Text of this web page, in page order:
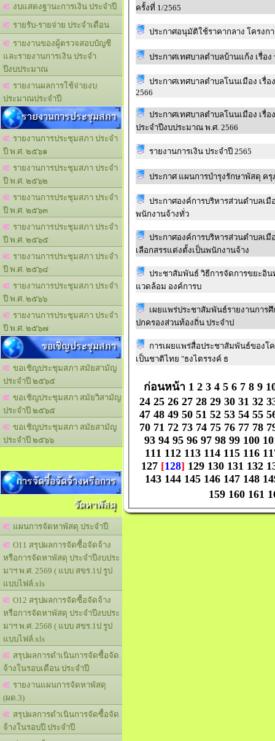
งบแสดงฐานะการเงิน ประจำปี
รายรับ-รายจ่าย ประจำเดือน
รายงานของผู้ตรวจสอบบัญชี
และรายงานการเงิน ประจำ
ปีงบประมาณ
รายงานผลการใช้จ่ายงบ
ประมาณประจำปี
รายงานการประชุมสภา
รายงานการประชุมสภา ประจำ
ปี พ.ศ. ๒๕๖๑
รายงานการประชุมสภา ประจำ
ปี พ.ศ. ๒๕๖๒
รายงานการประชุมสภา ประจำ
ปี พ.ศ. ๒๕๖๓
รายงานการประชุมสภา ประจำ
ปี พ.ศ. ๒๕๖๕
รายงานการประชุมสภา ประจำ
ปี พ.ศ. ๒๕๖๔
รายงานการประชุมสภา ประจำ
ปี พ.ศ. ๒๕๖๖
รายงานการประชุมสภา ประจำ
ปี พ.ศ. ๒๕๖๗
ขอเชิญประชุมสภา
ขอเชิญประชุมสภา สมัยสามัญ
ประจำปี ๒๕๖๕
ขอเชิญประชุมสภา สมัยวิสามัญ
ประจำปี ๒๕๖๕
ขอเชิญประชุมสภา สมัยสามัญ
ประจำปี ๒๕๖๖
การจัดซื้อจัดจ้างหรือการ
จัดหาพัสดุ
แผนการจัดหาพัสดุ ประจำปี
O11 สรุปผลการจัดซื้อจัดจ้าง
หรือการจัดหาพัสดุ ประจำปีงบประ
มาฯ พ.ศ. 2569 ( แบบ สขร.1ป รูป
แบบไฟล์.xls
O12 สรุปผลการจัดซื้อจัดจ้าง
หรือการจัดหาพัสดุ ประจำปีงบประ
มาฯ พ.ศ. 2568 ( แบบ สขร.1ป รูป
แบบไฟล์.xls
สรุปผลการดำเนินการจัดซื้อจัด
จ้างในรอบเดือน ประจำปี
รายงานแผนการจัดหาพัสดุ
(ผด.3)
สรุปผลการดำเนินการจัดซื้อจัด
จ้างในรอบปี ประจำปี
ครั้งที่ 1/2565
ประกาศอนุมัติใช้ราคากลาง โครงก
ประกาศเทศบาลตำบลบ้านแก้ง เรื่อ
ประกาศเทศบาลตำบลโนนเมือง เรื่
2566
ประกาศเทศบาลตำบลโนนเมือง เรื่
ประจำปีงบประมาณ พ.ศ. 2566
รายงานการเงิน ประจำปี 2565
ประกาศ แผนการบำรุงรักษาพัสดุ ค
ประกาศองค์การบริหารส่วนตำบลเ
พนักงานจ้างทั่ว
ประกาศองค์การบริหารส่วนตำบลเ
เลือกสรรแต่งตั้งเป็นพนักงานจ้าง
ประชาสัมพันธ์ วิธีการจัดการขยะอินทรีย์ หรือขยะเปียกครัวเรือน จากกองสาธารณสุขและสิ่ง
แวดล้อม องค์การบ
เผยแพร่ประชาสัมพันธ์รายงานการ
ปกครองส่วนท้องถิ่น ประจำป
การเผยแพร่สื่อประชาสัมพันธ์ของโ
เป็นชาติไทย "ธงไตรรงค์ ธ
ก่อนหน้า 1 2 3 4 5 6 7 8 9
24 25 26 27 28 29 30 31 32
47 48 49 50 51 52 53 54 55
70 71 72 73 74 75 76 77 78
93 94 95 96 97 98 99 100
111 112 113 114 115 116
127 [128] 129 130 131 132
143 144 145 146 147 148
159 160 161